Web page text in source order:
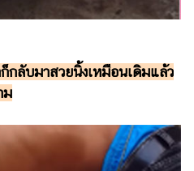
กลับมาสวยนิ้งเหมือนเดิมแล้ว
ม